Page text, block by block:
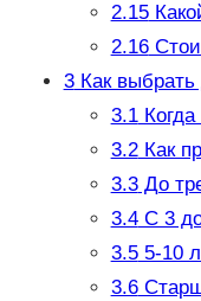
2.15
2.16
3Как выбрать
3.1Когда
3.2Как
3.3До
3.4С 3
3.55-10
3.6